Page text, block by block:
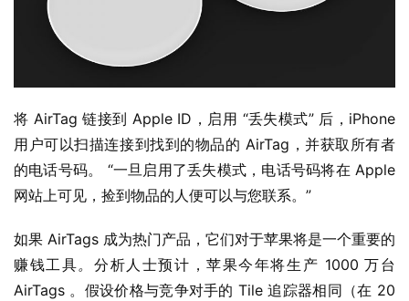
i
n
1
0
P
C
软
将 AirTag 链接到 Apple ID，启用 “丢失模式” 后，iPhone
用户可以扫描连接到找到的物品的 AirTag，并获取所有者
的电话号码。 “一旦启用了丢失模式，电话号码将在 Apple
网站上可见，捡到物品的人便可以与您联系。”
如果 AirTags 成为热门产品，它们对于苹果将是一个重要的
赚钱工具。 分析人士预计，苹果今年将生产 1000 万台
AirTags 。假设价格与竞争对手的 Tile 追踪器相同（在 20